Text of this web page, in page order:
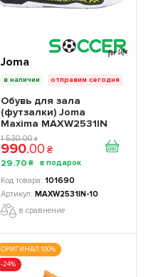
Joma
в наличии отправим сегодня
Обувь для зала
(футзалки) Joma
Maxima MAXW2531IN
1 530.00 ₴
990.00 ₴
29.70 ₴
101690
MAXW2531IN-10
в сравнение
ОРИГИНАЛ 100%
-24%